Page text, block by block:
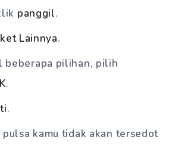
panggil.
Lainnya.
beberapa pilihan, pilih
.
.
kamu tidak akan tersedot